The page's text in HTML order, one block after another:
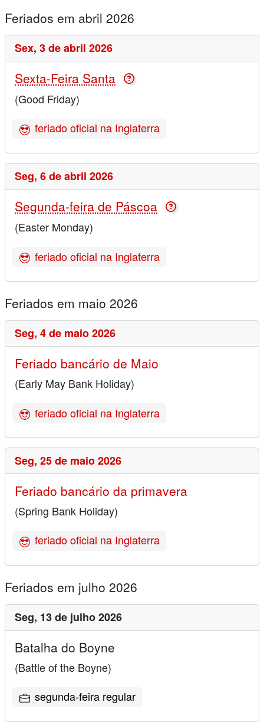
Feriados em abril 2026
Sex, 3 de abril 2026
Sexta-Feira Santa
(Good Friday)
feriado oficial na Inglaterra
Seg, 6 de abril 2026
Segunda-feira de Páscoa
(Easter Monday)
feriado oficial na Inglaterra
Feriados em maio 2026
Seg, 4 de maio 2026
Feriado bancário de Maio
(Early May Bank Holiday)
feriado oficial na Inglaterra
Seg, 25 de maio 2026
Feriado bancário da primavera
(Spring Bank Holiday)
feriado oficial na Inglaterra
Feriados em julho 2026
Seg, 13 de julho 2026
Batalha do Boyne
(Battle of the Boyne)
segunda-feira regular